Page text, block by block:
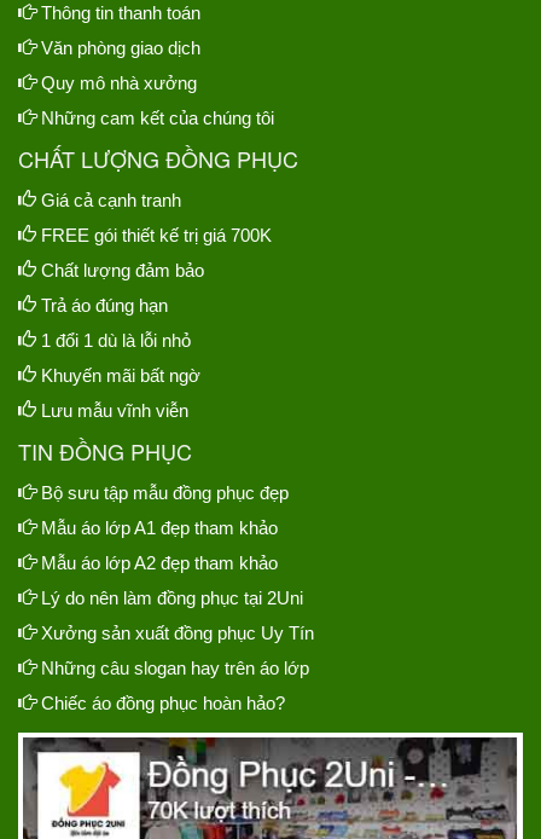
Thông tin thanh toán
Văn phòng giao dịch
Quy mô nhà xưởng
Những cam kết của chúng tôi
CHẤT LƯỢNG ĐỒNG PHỤC
Giá cả cạnh tranh
FREE gói thiết kế trị giá 700K
Chất lượng đảm bảo
Trả áo đúng hạn
1 đổi 1 dù là lỗi nhỏ
Khuyến mãi bất ngờ
Lưu mẫu vĩnh viễn
TIN ĐỒNG PHỤC
Bộ sưu tập mẫu đồng phục đẹp
Mẫu áo lớp A1 đẹp tham khảo
Mẫu áo lớp A2 đẹp tham khảo
Lý do nên làm đồng phục tại 2Uni
Xưởng sản xuất đồng phục Uy Tín
Những câu slogan hay trên áo lớp
Chiếc áo đồng phục hoàn hảo?